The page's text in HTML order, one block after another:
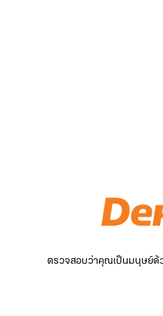
ตรวจสอบว่าคุณเป็นมนุษย์ด้